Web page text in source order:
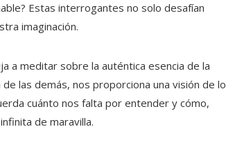
Estas interrogantes no solo desafían
imaginación.
a meditar sobre la auténtica esencia de la
las demás, nos proporciona una visión de lo
cuánto nos falta por entender y cómo,
de maravilla.